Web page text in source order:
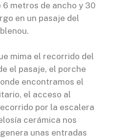
6 metros de ancho y 30
en un pasaje del
mima el recorrido del
el pasaje, el porche
encontramos el
el acceso al
por la escalera
cerámica nos
unas entradas